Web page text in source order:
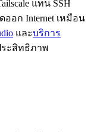
แทน SSH
ออก Internet เหมือน
และบริการ
ระสิทธิภาพ